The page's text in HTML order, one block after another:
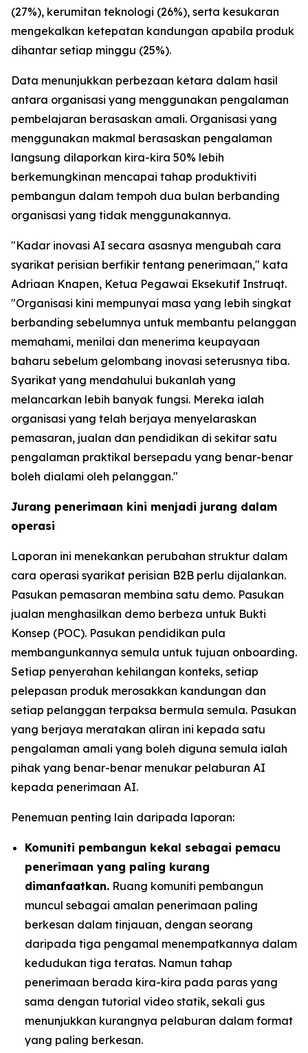
(27%), kerumitan teknologi (26%), serta kesukaran
mengekalkan ketepatan kandungan apabila produk
dihantar setiap minggu (25%).
Data menunjukkan perbezaan ketara dalam hasil
antara organisasi yang menggunakan pengalaman
pembelajaran berasaskan amali. Organisasi yang
menggunakan makmal berasaskan pengalaman
langsung dilaporkan kira-kira 50% lebih
berkemungkinan mencapai tahap produktiviti
pembangun dalam tempoh dua bulan berbanding
organisasi yang tidak menggunakannya.
"Kadar inovasi AI secara asasnya mengubah cara
syarikat perisian berfikir tentang penerimaan," kata
Adriaan Knapen, Ketua Pegawai Eksekutif Instruqt.
"Organisasi kini mempunyai masa yang lebih singkat
berbanding sebelumnya untuk membantu pelanggan
memahami, menilai dan menerima keupayaan
baharu sebelum gelombang inovasi seterusnya tiba.
Syarikat yang mendahului bukanlah yang
melancarkan lebih banyak fungsi. Mereka ialah
organisasi yang telah berjaya menyelaraskan
pemasaran, jualan dan pendidikan di sekitar satu
pengalaman praktikal bersepadu yang benar-benar
boleh dialami oleh pelanggan."
Jurang penerimaan kini menjadi jurang dalam
operasi
Laporan ini menekankan perubahan struktur dalam
cara operasi syarikat perisian B2B perlu dijalankan.
Pasukan pemasaran membina satu demo. Pasukan
jualan menghasilkan demo berbeza untuk Bukti
Konsep (POC). Pasukan pendidikan pula
membangunkannya semula untuk tujuan onboarding.
Setiap penyerahan kehilangan konteks, setiap
pelepasan produk merosakkan kandungan dan
setiap pelanggan terpaksa bermula semula. Pasukan
yang berjaya meratakan aliran ini kepada satu
pengalaman amali yang boleh diguna semula ialah
pihak yang benar-benar menukar pelaburan AI
kepada penerimaan AI.
Penemuan penting lain daripada laporan:
Komuniti pembangun kekal sebagai pemacu
penerimaan yang paling kurang
dimanfaatkan. Ruang komuniti pembangun
muncul sebagai amalan penerimaan paling
berkesan dalam tinjauan, dengan seorang
daripada tiga pengamal menempatkannya dalam
kedudukan tiga teratas. Namun tahap
penerimaan berada kira-kira pada paras yang
sama dengan tutorial video statik, sekali gus
menunjukkan kurangnya pelaburan dalam format
yang paling berkesan.